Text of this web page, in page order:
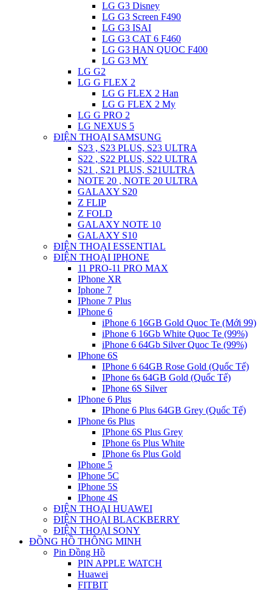
LG G3 Disney
LG G3 Screen F490
LG G3 ISAI
LG G3 CAT 6 F460
LG G3 HAN QUOC F400
LG G3 MY
LG G2
LG G FLEX 2
LG G FLEX 2 Han
LG G FLEX 2 My
LG G PRO 2
LG NEXUS 5
ĐIỆN THOẠI SAMSUNG
S23 , S23 PLUS, S23 ULTRA
S22 , S22 PLUS, S22 ULTRA
S21 , S21 PLUS, S21ULTRA
NOTE 20 , NOTE 20 ULTRA
GALAXY S20
Z FLIP
Z FOLD
GALAXY NOTE 10
GALAXY S10
ĐIỆN THOẠI ESSENTIAL
ĐIỆN THOẠI IPHONE
11 PRO-11 PRO MAX
IPhone XR
Iphone 7
IPhone 7 Plus
IPhone 6
iPhone 6 16GB Gold Quoc Te (Mới 99)
iPhone 6 16Gb White Quoc Te (99%)
iPhone 6 64Gb Silver Quoc Te (99%)
IPhone 6S
IPhone 6 64GB Rose Gold (Quốc Tế)
IPhone 6s 64GB Gold (Quốc Tế)
IPhone 6S Silver
IPhone 6 Plus
IPhone 6 Plus 64GB Grey (Quốc Tế)
IPhone 6s Plus
IPhone 6S Plus Grey
IPhone 6s Plus White
IPhone 6s Plus Gold
IPhone 5
IPhone 5C
IPhone 5S
IPhone 4S
ĐIỆN THOẠI HUAWEI
ĐIỆN THOẠI BLACKBERRY
ĐIỆN THOẠI SONY
ĐỒNG HỒ THÔNG MINH
Pin Đồng Hồ
PIN APPLE WATCH
Huawei
FITBIT